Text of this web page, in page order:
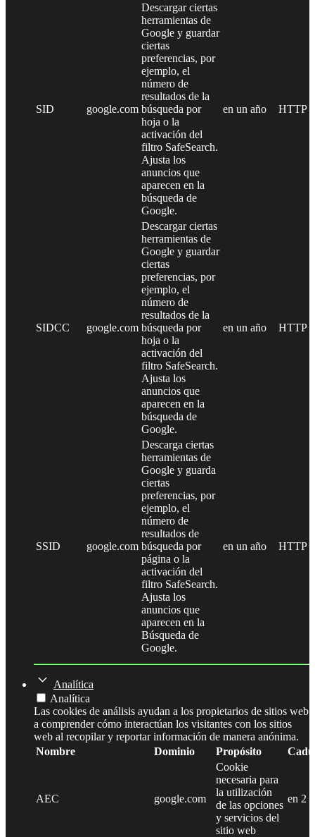
SID google.com
Descargar ciertas
herramientas de
Google y guardar
ciertas
preferencias, por
ejemplo, el
número de
resultados de la
búsqueda por
hoja o la
activación del
filtro SafeSearch.
Ajusta los
anuncios que
aparecen en la
búsqueda de
Google.
en un año HTTP
SIDCC google.com
Descargar ciertas
herramientas de
Google y guardar
ciertas
preferencias, por
ejemplo, el
número de
resultados de la
búsqueda por
hoja o la
activación del
filtro SafeSearch.
Ajusta los
anuncios que
aparecen en la
búsqueda de
Google.
en un año HTTP
SSID google.com
Descarga ciertas
herramientas de
Google y guarda
ciertas
preferencias, por
ejemplo, el
número de
resultados de
búsqueda por
página o la
activación del
filtro SafeSearch.
Ajusta los
anuncios que
aparecen en la
Búsqueda de
Google.
en un año HTTP
Analítica
Analítica
Las cookies de análisis ayudan a los propietarios de sitios web
a comprender cómo interactúan los visitantes con los sitios
web al recopilar y reportar información de manera anónima.
Nombre
Dominio Propósito
AEC google.com
Cookie
necesaria para
la utilización
de las opciones
y servicios del
sitio web
en 2